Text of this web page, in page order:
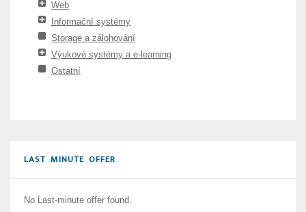
Web
Informační systémy
Storage a zálohování
Výukové systémy a e-learning
Ostatní
LAST MINUTE OFFER
No Last-minute offer found.